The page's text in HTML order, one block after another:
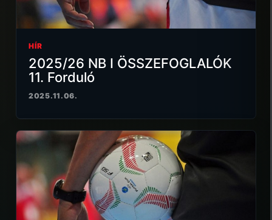
HÍR
2025/26 NB I ÖSSZEFOGLALÓK
11. Forduló
2025.11.06.